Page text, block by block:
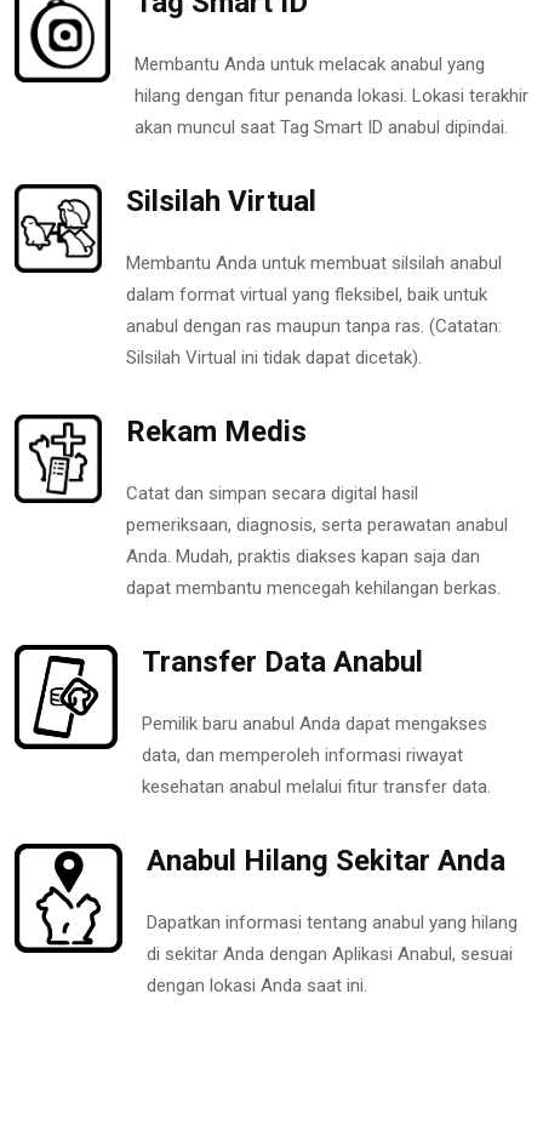
Membantu Anda untuk melacak anabul yang
hilang dengan fitur penanda lokasi. Lokasi terakhir
akan muncul saat Tag Smart ID anabul dipindai.
Silsilah Virtual
Membantu Anda untuk membuat silsilah anabul
dalam format virtual yang fleksibel, baik untuk
anabul dengan ras maupun tanpa ras. (Catatan:
Silsilah Virtual ini tidak dapat dicetak).
Rekam Medis
Catat dan simpan secara digital hasil
pemeriksaan, diagnosis, serta perawatan anabul
Anda. Mudah, praktis diakses kapan saja dan
dapat membantu mencegah kehilangan berkas.
Transfer Data Anabul
Pemilik baru anabul Anda dapat mengakses
data, dan memperoleh informasi riwayat
kesehatan anabul melalui fitur transfer data.
Anabul Hilang Sekitar Anda
Dapatkan informasi tentang anabul yang hilang
di sekitar Anda dengan Aplikasi Anabul, sesuai
dengan lokasi Anda saat ini.